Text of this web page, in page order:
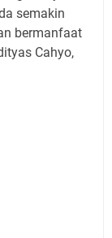
semakin
bermanfaat
Cahyo,